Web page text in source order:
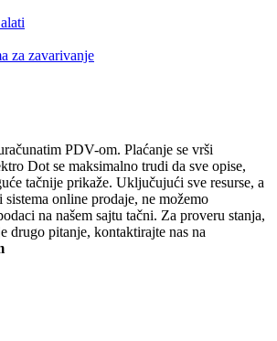
za zavarivanje
PDV-om. Plaćanje se vrši
Dot se maksimalno trudi da sve opise,
tačnije prikaže. Uključujući sve resurse, a
online prodaje, ne možemo
na našem sajtu tačni. Za proveru stanja,
drugo pitanje, kontaktirajte nas na